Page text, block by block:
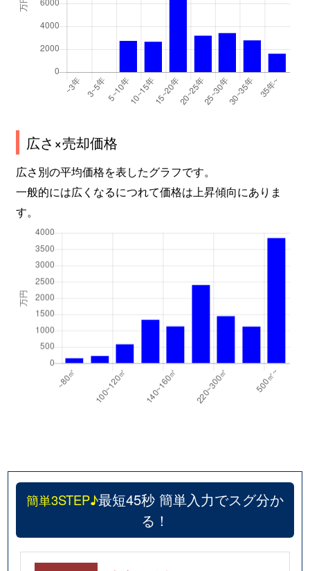
広さ×売却価格
広さ別の平均価格を表したグラフです。
一般的には広くなるにつれて価格は上昇傾向にありま
す。
簡単3STEP♪最短45秒 簡単入力でスグ分か
る！